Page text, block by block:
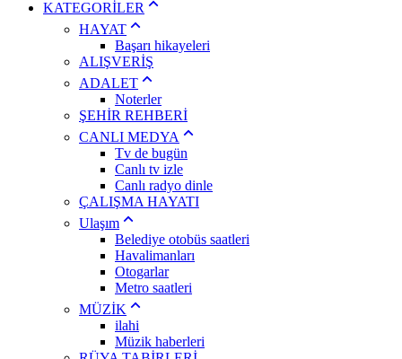
KATEGORİLER
HAYAT
Başarı hikayeleri
ALIŞVERİŞ
ADALET
Noterler
ŞEHİR REHBERİ
CANLI MEDYA
Tv de bugün
Canlı tv izle
Canlı radyo dinle
ÇALIŞMA HAYATI
Ulaşım
Belediye otobüs saatleri
Havalimanları
Otogarlar
Metro saatleri
MÜZİK
ilahi
Müzik haberleri